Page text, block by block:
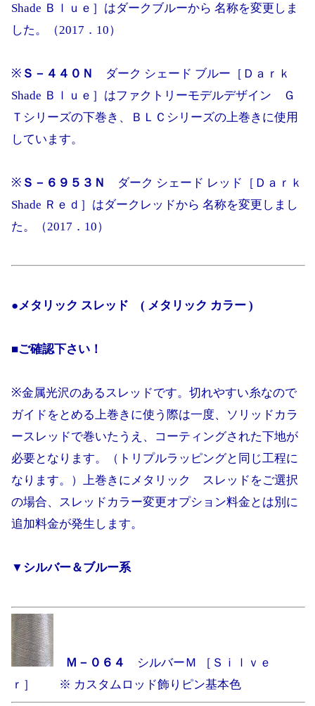
Shade Ｂｌｕｅ］はダークブルーから 名称を変更しま
した。（2017．10）
※ Ｓ－４４０Ｎ
ダーク シェード ブルー［Ｄａｒｋ
Shade Ｂｌｕｅ］はファクトリーモデルデザイン Ｇ
Ｔシリーズの下巻き、ＢＬＣシリーズの上巻きに使用
しています。
※ Ｓ－６９５３Ｎ
ダーク シェード レッド［Ｄａｒｋ
Shade Ｒｅｄ］はダークレッドから 名称を変更しまし
た。（2017．10）
●メタリック スレッド ( メタリック カラー )
■ご確認下さい！
※金属光沢のあるスレッドです。切れやすい糸なので
ガイドをとめる上巻きに使う際は一度、ソリッドカラ
ースレッドで巻いたうえ、コーティングされた下地が
必要となります。（トリプルラッピングと同じ工程に
なります。）上巻きにメタリック スレッドをご選択
の場合、スレッドカラー変更オプション料金とは別に
追加料金が発生します。
▼シルバー＆ブルー系
Ｍ－０６４
シルバーＭ ［Ｓｉｌｖｅ
ｒ］ ※ カスタムロッド飾りピン基本色